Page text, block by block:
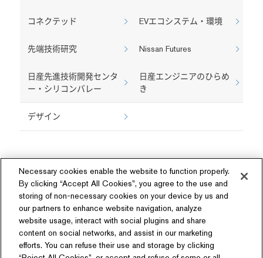
コネクテッド EVエコシステム・環境
先端技術研究 Nissan Futures
日産先進技術開発センタ
ー・シリコンバレー
日産エンジニアのひらめ
き
デザイン
ソーシャルメディア
Necessary cookies enable the website to function properly.
By clicking “Accept All Cookies”, you agree to the use and
storing of non-necessary cookies on your device by us and
our partners to enhance website navigation, analyze
website usage, interact with social plugins and share
content on social networks, and assist in our marketing
efforts. You can refuse their use and storage by clicking